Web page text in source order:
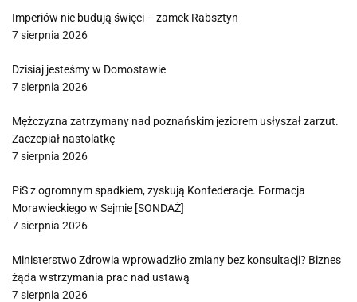
Imperiów nie budują święci – zamek Rabsztyn
7 sierpnia 2026
Dzisiaj jesteśmy w Domostawie
7 sierpnia 2026
Mężczyzna zatrzymany nad poznańskim jeziorem usłyszał zarzut.
Zaczepiał nastolatkę
7 sierpnia 2026
PiS z ogromnym spadkiem, zyskują Konfederacje. Formacja
Morawieckiego w Sejmie [SONDAŻ]
7 sierpnia 2026
Ministerstwo Zdrowia wprowadziło zmiany bez konsultacji? Biznes
żąda wstrzymania prac nad ustawą
7 sierpnia 2026